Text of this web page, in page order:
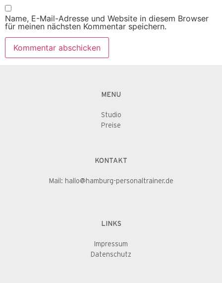
Name, E-Mail-Adresse und Website in diesem Browser
für meinen nächsten Kommentar speichern.
MENU
Studio
Preise
KONTAKT
Mail: hallo@hamburg-personaltrainer.de
LINKS
Impressum
Datenschutz